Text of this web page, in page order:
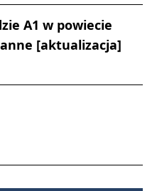
A1 w powiecie
[aktualizacja]